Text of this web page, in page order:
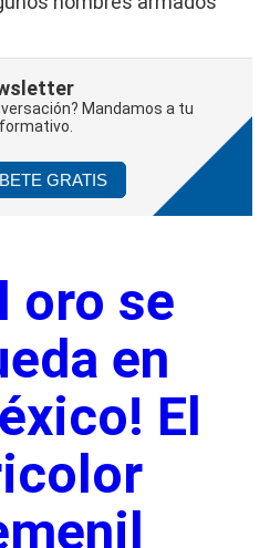
Mandamos a tu
GRATIS
oro se
en
El